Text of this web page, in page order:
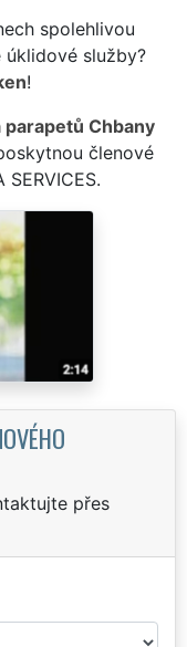
spolehlivou
služby?
!
Chbany
členové
přes